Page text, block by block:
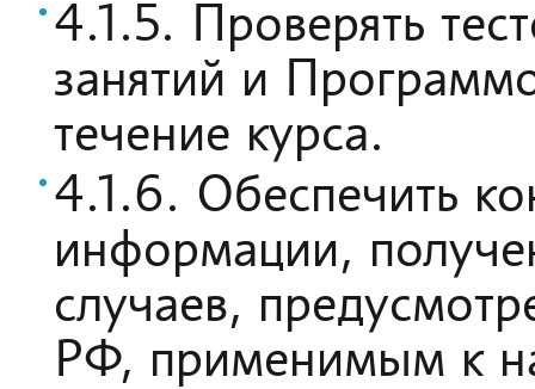
4.1.5. Проверять
занятий и
течение курса.
4.1.6. Обеспечить
информации,
случаев,
РФ, применимым к